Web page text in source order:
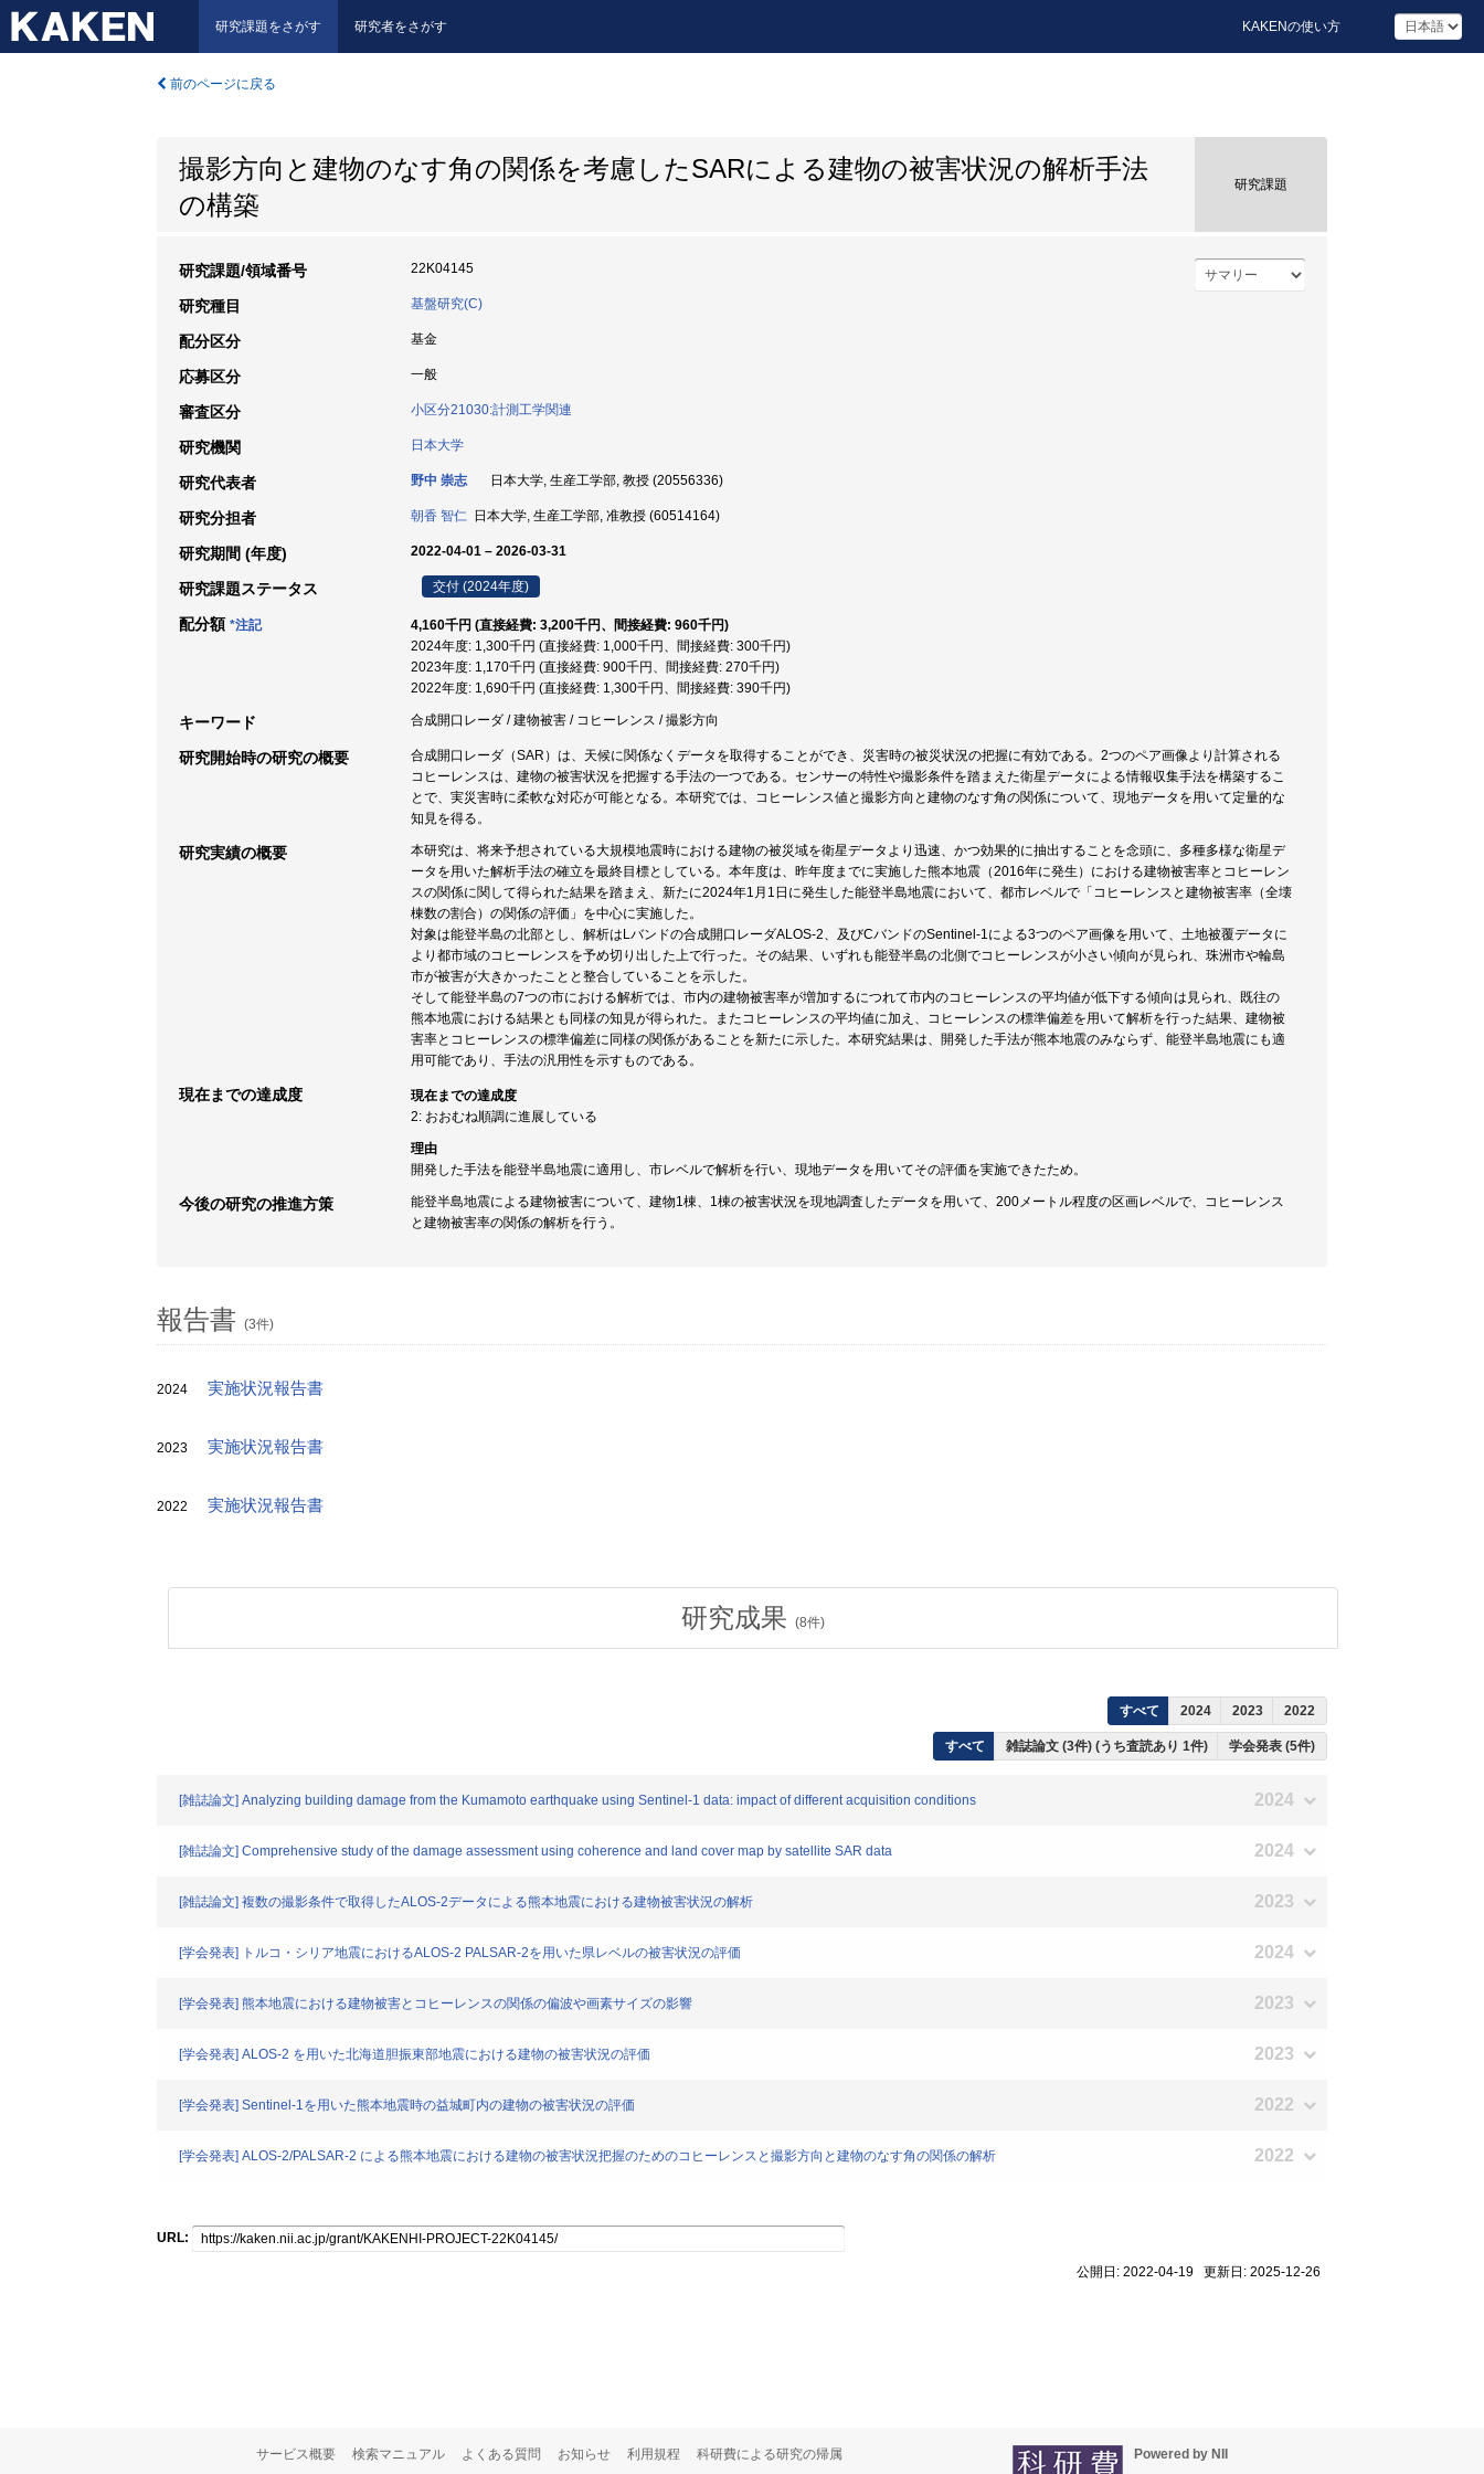
研究課題をさがす 研究者をさがす KAKENの使い方
前のページに戻る
撮影方向と建物のなす角の関係を考慮したSARによる建物の被害状況の解析手法
の構築
研究課題
研究課題/領域番号 22K04145
研究種目 基盤研究(C)
配分区分 基金
応募区分 一般
審査区分 小区分21030:計測工学関連
研究機関 日本大学
研究代表者 野中 崇志 日本大学, 生産工学部, 教授 (20556336)
研究分担者 朝香 智仁 日本大学, 生産工学部, 准教授 (60514164)
研究期間 (年度) 2022-04-01 – 2026-03-31
研究課題ステータス 交付 (2024年度)
配分額 *注記
4,160千円 (直接経費: 3,200千円、間接経費: 960千円)
2024年度: 1,300千円 (直接経費: 1,000千円、間接経費: 300千円)
2023年度: 1,170千円 (直接経費: 900千円、間接経費: 270千円)
2022年度: 1,690千円 (直接経費: 1,300千円、間接経費: 390千円)
キーワード 合成開口レーダ / 建物被害 / コヒーレンス / 撮影方向
研究開始時の研究の概要
合成開口レーダ（SAR）は、天候に関係なくデータを取得することができ、災害時の被災状況の把握に有効である。2つのペア画像より計算される
コヒーレンスは、建物の被害状況を把握する手法の一つである。センサーの特性や撮影条件を踏まえた衛星データによる情報収集手法を構築するこ
とで、実災害時に柔軟な対応が可能となる。本研究では、コヒーレンス値と撮影方向と建物のなす角の関係について、現地データを用いて定量的な
知見を得る。
研究実績の概要
本研究は、将来予想されている大規模地震時における建物の被災域を衛星データより迅速、かつ効果的に抽出することを念頭に、多種多様な衛星デ
ータを用いた解析手法の確立を最終目標としている。本年度は、昨年度までに実施した熊本地震（2016年に発生）における建物被害率とコヒーレン
スの関係に関して得られた結果を踏まえ、新たに2024年1月1日に発生した能登半島地震において、都市レベルで「コヒーレンスと建物被害率（全壊
棟数の割合）の関係の評価」を中心に実施した。
対象は能登半島の北部とし、解析はLバンドの合成開口レーダALOS-2、及びCバンドのSentinel-1による3つのペア画像を用いて、土地被覆データに
より都市域のコヒーレンスを予め切り出した上で行った。その結果、いずれも能登半島の北側でコヒーレンスが小さい傾向が見られ、珠洲市や輪島
市が被害が大きかったことと整合していることを示した。
そして能登半島の7つの市における解析では、市内の建物被害率が増加するにつれて市内のコヒーレンスの平均値が低下する傾向は見られ、既往の
熊本地震における結果とも同様の知見が得られた。またコヒーレンスの平均値に加え、コヒーレンスの標準偏差を用いて解析を行った結果、建物被
害率とコヒーレンスの標準偏差に同様の関係があることを新たに示した。本研究結果は、開発した手法が熊本地震のみならず、能登半島地震にも適
用可能であり、手法の汎用性を示すものである。
現在までの達成度
現在までの達成度
2: おおむね順調に進展している
理由
開発した手法を能登半島地震に適用し、市レベルで解析を行い、現地データを用いてその評価を実施できたため。
今後の研究の推進方策
能登半島地震による建物被害について、建物1棟、1棟の被害状況を現地調査したデータを用いて、200メートル程度の区画レベルで、コヒーレンス
と建物被害率の関係の解析を行う。
報告書 (3件)
2024 実施状況報告書
2023 実施状況報告書
2022 実施状況報告書
研究成果 (8件)
すべて 2024 2023 2022
すべて 雑誌論文 (3件) (うち査読あり 1件) 学会発表 (5件)
[雑誌論文] Analyzing building damage from the Kumamoto earthquake using Sentinel-1 data: impact of different acquisition conditions 2024
[雑誌論文] Comprehensive study of the damage assessment using coherence and land cover map by satellite SAR data 2024
[雑誌論文] 複数の撮影条件で取得したALOS-2データによる熊本地震における建物被害状況の解析 2023
[学会発表] トルコ・シリア地震におけるALOS-2 PALSAR-2を用いた県レベルの被害状況の評価 2024
[学会発表] 熊本地震における建物被害とコヒーレンスの関係の偏波や画素サイズの影響 2023
[学会発表] ALOS-2 を用いた北海道胆振東部地震における建物の被害状況の評価 2023
[学会発表] Sentinel-1を用いた熊本地震時の益城町内の建物の被害状況の評価 2022
[学会発表] ALOS-2/PALSAR-2 による熊本地震における建物の被害状況把握のためのコヒーレンスと撮影方向と建物のなす角の関係の解析 2022
URL:
公開日: 2022-04-19 更新日: 2025-12-26
サービス概要 検索マニュアル よくある質問 お知らせ 利用規程 科研費による研究の帰属 Powered by NII